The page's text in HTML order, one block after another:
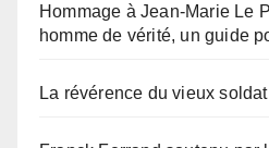
Hommage à Jean-Marie Le
homme de vérité, un guide
La révérence du vieux soldat